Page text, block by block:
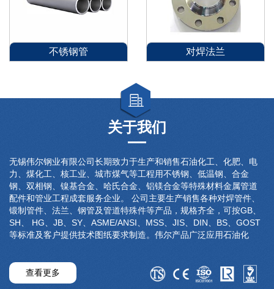
不锈钢管 对焊法兰
关于我们
无锡伟尔钢业有限公司长期致力于生产和销售石油化工、化肥、电
力、煤化工、核工业、城市煤气等工程用不锈钢、低温钢、合金
钢、双相钢、镍基合金、哈氏合金、铝镁合金等特殊材料金属管道
配件和管业工程成套服务企业。 公司主要生产销售各种对焊管件、
锻制管件、法兰、钢管及管道特殊件等产品，规格齐全，可按GB、
SH、 HG、JB、SY、ASME/ANSI、MSS、JIS、DIN、BS、GOST
等标准及客户提供技术图纸要求制造。伟尔产品广泛应用石油化
亚、韩国等国家。 公司本着以质量为生命，信誉为生存的宗旨，始
终坚持以质量第一，信誉至上，求精务实，严格管理的质量方针，
查看更多